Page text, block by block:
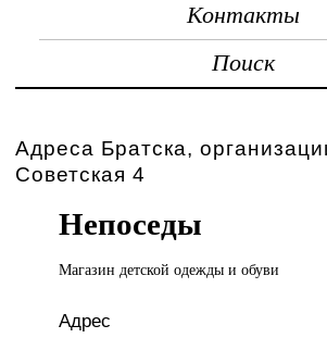
Контакты
Поиск
Адреса Братска,
Советская 4
Непоседы
Магазин детскойодежды и обуви
Адрес